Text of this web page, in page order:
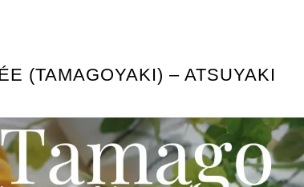
(TAMAGOYAKI) – ATSUYAKI